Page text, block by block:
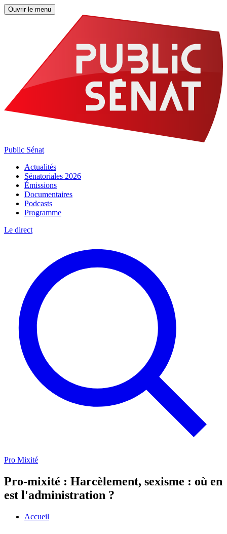
Ouvrir le menu
Public Sénat
Actualités
Sénatoriales 2026
Émissions
Documentaires
Podcasts
Programme
Le direct
Pro Mixité
Pro-mixité : Harcèlement, sexisme : où en
est l'administration ?
Accueil